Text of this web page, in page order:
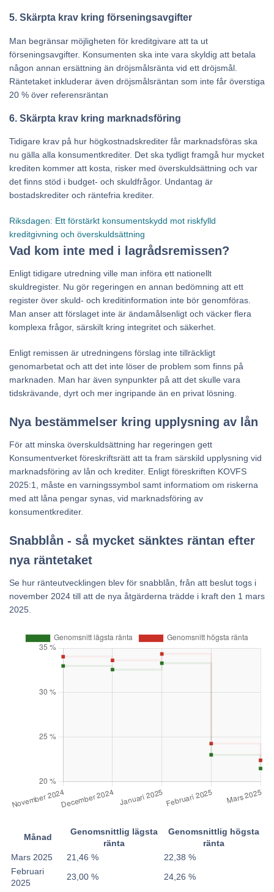
5. Skärpta krav kring förseningsavgifter
Man begränsar möjligheten för kreditgivare att ta ut
förseningsavgifter. Konsumenten ska inte vara skyldig att betala
någon annan ersättning än dröjsmålsränta vid ett dröjsmål.
Räntetaket inkluderar även dröjsmålsräntan som inte får överstiga
20 % över referensräntan
6. Skärpta krav kring marknadsföring
Tidigare krav på hur högkostnadskrediter får marknadsföras ska
nu gälla alla konsumentkrediter. Det ska tydligt framgå hur mycket
krediten kommer att kosta, risker med överskuldsättning och var
det finns stöd i budget- och skuldfrågor. Undantag är
bostadskrediter och räntefria krediter.
Riksdagen: Ett förstärkt konsumentskydd mot riskfylld
kreditgivning och överskuldsättning
Vad kom inte med i lagrådsremissen?
Enligt tidigare utredning ville man införa ett nationellt
skuldregister. Nu gör regeringen en annan bedömning att ett
register över skuld- och kreditinformation inte bör genomföras.
Man anser att förslaget inte är ändamålsenligt och väcker flera
komplexa frågor, särskilt kring integritet och säkerhet.
Enligt remissen är utredningens förslag inte tillräckligt
genomarbetat och att det inte löser de problem som finns på
marknaden. Man har även synpunkter på att det skulle vara
tidskrävande, dyrt och mer ingripande än en privat lösning.
Nya bestämmelser kring upplysning av lån
För att minska överskuldsättning har regeringen gett
Konsumentverket föreskriftsrätt att ta fram särskild upplysning vid
marknadsföring av lån och krediter. Enligt föreskriften KOVFS
2025:1, måste en varningssymbol samt informatiom om riskerna
med att låna pengar synas, vid marknadsföring av
konsumentkrediter.
Snabblån - så mycket sänktes räntan efter
nya räntetaket
Se hur ränteutvecklingen blev för snabblån, från att beslut togs i
november 2024 till att de nya åtgärderna trädde i kraft den 1 mars
2025.
Månad
Genomsnittlig lägsta
ränta
Genomsnittlig högsta
ränta
Mars 2025
21,46 %
22,38 %
Februari
2025
23,00 % 24,26 %